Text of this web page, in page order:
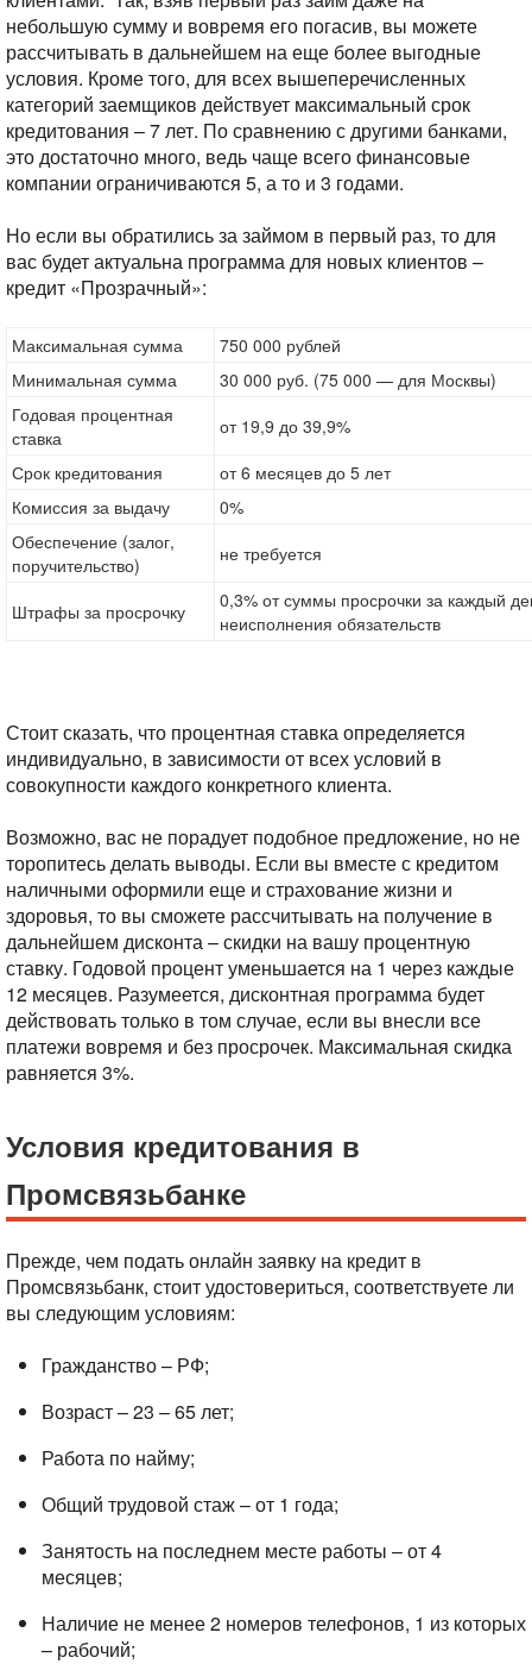
небольшую сумму и вовремя его погасив, вы можете
рассчитывать в дальнейшем на еще более выгодные
условия. Кроме того, для всех вышеперечисленных
категорий заемщиков действует максимальный срок
кредитования – 7 лет. По сравнению с другими банками,
это достаточно много, ведь чаще всего финансовые
компании ограничиваются 5, а то и 3 годами.
Но если вы обратились за займом в первый раз, то для
вас будет актуальна программа для новых клиентов –
кредит «Прозрачный»:
Максимальная сумма
750 000 рублей
Минимальная сумма
30 000 руб. (75 000 — для Москвы)
Годовая процентная
ставка
от 19,9 до 39,9%
Срок кредитования
от 6 месяцев до 5 лет
Комиссия за выдачу
0%
Обеспечение (залог,
поручительство)
не требуется
Штрафы за просрочку
0,3% от суммы просрочки за каждый
неисполнения обязательств
Стоит сказать, что процентная ставка определяется
индивидуально, в зависимости от всех условий в
совокупности каждого конкретного клиента.
Возможно, вас не порадует подобное предложение, но не
торопитесь делать выводы. Если вы вместе с кредитом
наличными оформили еще и страхование жизни и
здоровья, то вы сможете рассчитывать на получение в
дальнейшем дисконта – скидки на вашу процентную
ставку. Годовой процент уменьшается на 1 через каждые
12 месяцев. Разумеется, дисконтная программа будет
действовать только в том случае, если вы внесли все
платежи вовремя и без просрочек. Максимальная скидка
равняется 3%.
Условия кредитования в
Промсвязьбанке
Прежде, чем подать онлайн заявку на кредит в
Промсвязьбанк, стоит удостовериться, соответствуете ли
вы следующим условиям:
Гражданство – РФ;
Возраст – 23 – 65 лет;
Работа по найму;
Общий трудовой стаж – от 1 года;
Занятость на последнем месте работы – от 4
месяцев;
Наличие не менее 2 номеров телефонов, 1 из которых
– рабочий;